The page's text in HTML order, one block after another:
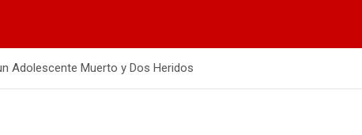
Adolescente Muerto y Dos Heridos